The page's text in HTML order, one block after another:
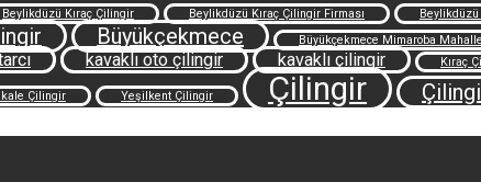
Beylikdüzü Kıraç Çilingir Beylikdüzü Kıraç Çilingir Firması
Büyükçekmece Büyükçekmece Mimaroba
kavaklı oto çilingir kavaklı çilingir Kıraç
Çilingir Yeşilkent Çilingir Çilingir